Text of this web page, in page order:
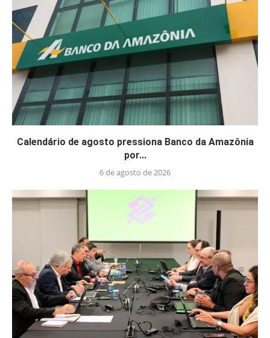
Calendário de agosto pressiona Banco da Amazônia
por...
6 de agosto de 2026